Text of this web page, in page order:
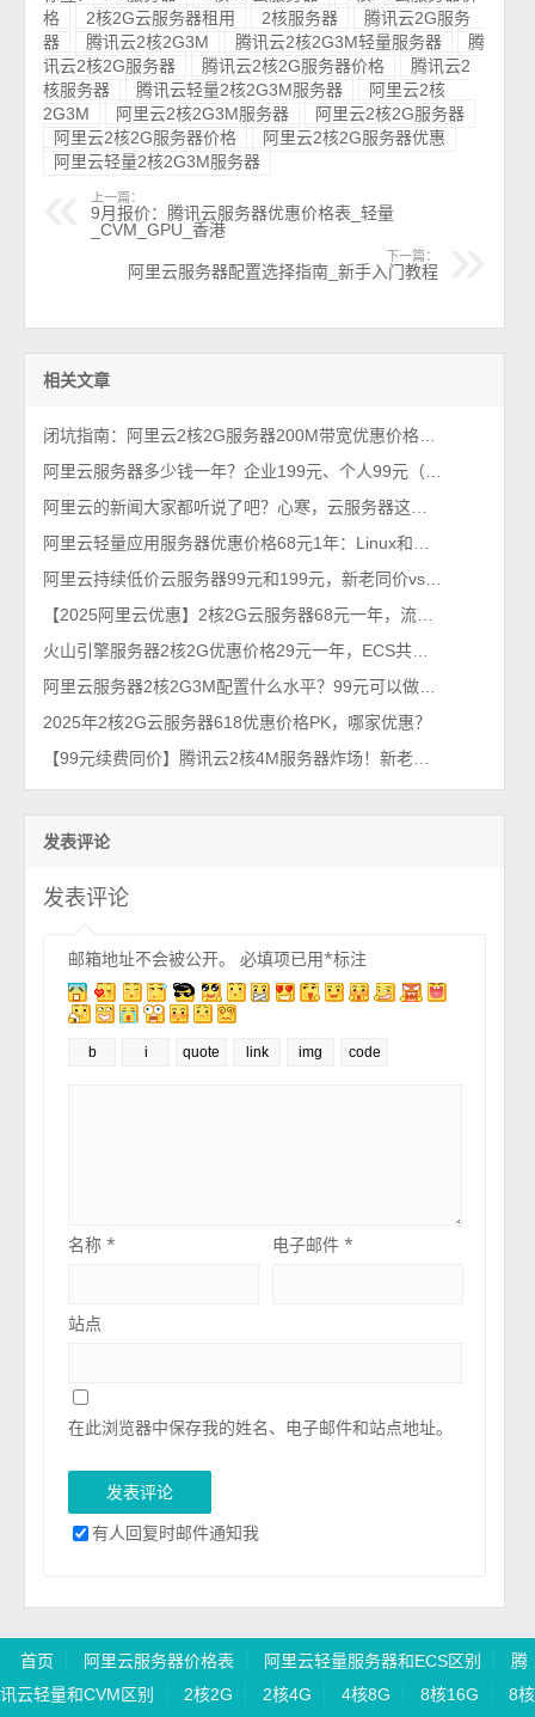
格
2核2G云服务器租用 2核服务器
腾讯云2G服务
器
腾讯云2核2G3M 腾讯云2核2G3M轻量服务器
腾
讯云2核2G服务器
腾讯云2核2G服务器价格
腾讯云2
核服务器
腾讯云轻量2核2G3M服务器
阿里云2核
2G3M
阿里云2核2G3M服务器
阿里云2核2G服务器
阿里云2核2G服务器价格
阿里云2核2G服务器优惠
阿里云轻量2核2G3M服务器
上一篇：
9月报价：腾讯云服务器优惠价格表_轻量
_CVM_GPU_香港
下一篇：
阿里云服务器配置选择指南_新手入门教程
相关文章
2025年2核2G云服务器618优惠价格PK，哪家优惠？
发表评论
发表评论
邮箱地址不会被公开。 必填项已用*标注
名称* 电子邮件*
站点
在此浏览器中保存我的姓名、电子邮件和站点地址。
有人回复时邮件通知我
首页 阿里云服务器价格表 阿里云轻量服务器和ECS区别
腾
讯云轻量和CVM区别
2核2G 2核4G 4核8G 8核16G 8核